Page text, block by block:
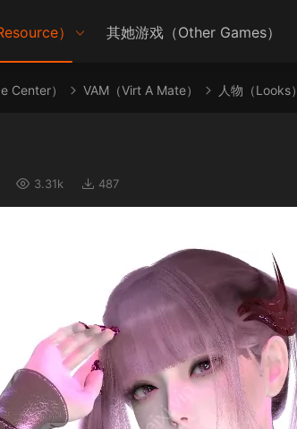
） 其她游戏（Other Games）
Center） VAM（Virt A Mate） 人物（Looks）
3.31k 487